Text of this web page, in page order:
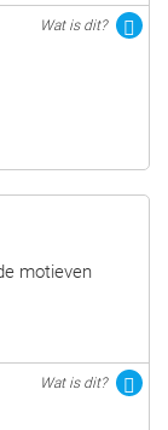
Wat is dit?
motieven
Wat is dit?